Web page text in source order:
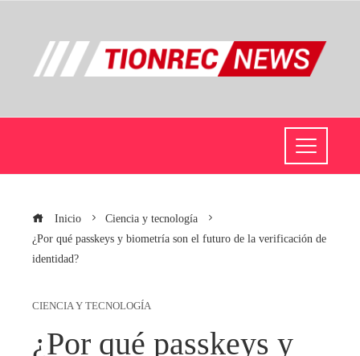
Inicio
Ciencia y tecnología
¿Por qué passkeys y biometría son el futuro de la verificación de
identidad?
CIENCIA Y TECNOLOGÍA
¿Por qué passkeys y